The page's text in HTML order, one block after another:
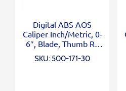
Digital ABS AOS
Caliper Inch/Metric, 0-
6″, Blade, Thumb R.,
SKU: 500-171-30